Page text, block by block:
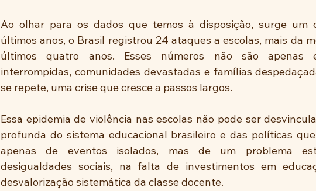
Ao olhar para os dados que temos à disposição, surge um
últimos anos, o Brasil registrou 24 ataques a escolas, mais da
últimos quatro anos. Esses números não são apenas
interrompidas, comunidades devastadas e famílias
se repete, uma crise que cresce a passos largos.
Essa epidemia de violência nas escolas não pode ser
profunda do sistema educacional brasileiro e das políticas
apenas de eventos isolados, mas de um problema
desigualdades sociais, na falta de investimentos em
desvalorização sistemática da classe docente.